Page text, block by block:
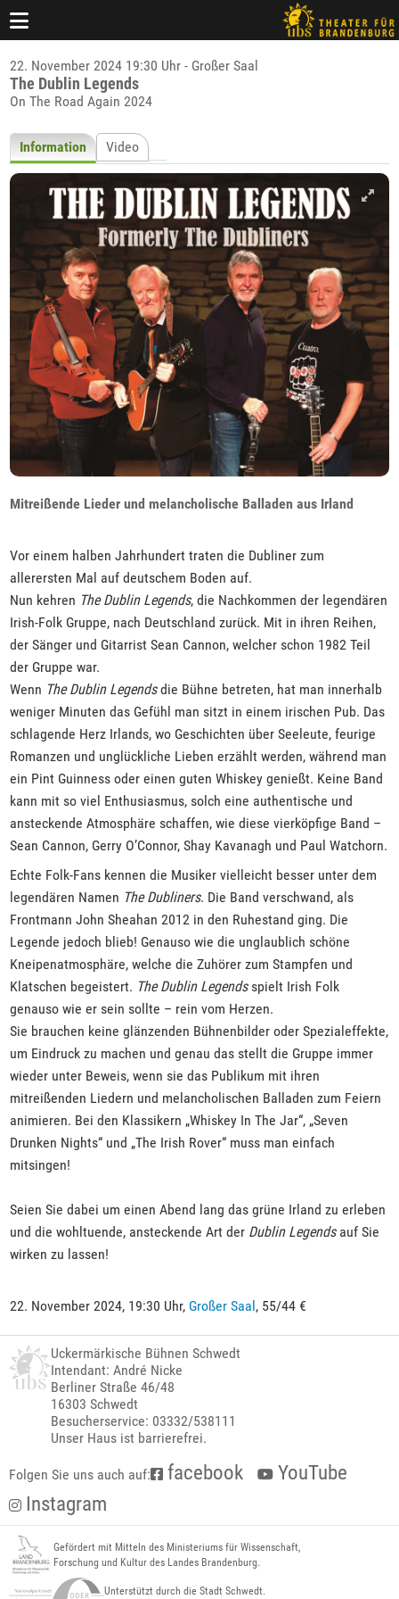
22. November 2024 19:30 Uhr - Großer Saal
The Dublin Legends
On The Road Again 2024
Information Video
Mitreißende Lieder und melancholische Balladen aus Irland
Vor einem halben Jahrhundert traten die Dubliner zum
allerersten Mal auf deutschem Boden auf.
Nun kehren The Dublin Legends, die Nachkommen der legendären
Irish-Folk Gruppe, nach Deutschland zurück. Mit in ihren Reihen,
der Sänger und Gitarrist Sean Cannon, welcher schon 1982 Teil
der Gruppe war.
Wenn The Dublin Legendsdie Bühne betreten, hat man innerhalb
weniger Minuten das Gefühl man sitzt in einem irischen Pub. Das
schlagende Herz Irlands, wo Geschichten über Seeleute, feurige
Romanzen und unglückliche Lieben erzählt werden, während man
ein Pint Guinness oder einen guten Whiskey genießt. Keine Band
kann mit so viel Enthusiasmus, solch eine authentische und
ansteckende Atmosphäre schaffen, wie diese vierköpfige Band –
Sean Cannon, Gerry O’Connor, Shay Kavanagh und Paul Watchorn.
Echte Folk-Fans kennen die Musiker vielleicht besser unter dem
legendären Namen The Dubliners. Die Band verschwand, als
Frontmann John Sheahan 2012 in den Ruhestand ging. Die
Legende jedoch blieb! Genauso wie die unglaublich schöne
Kneipenatmosphäre, welche die Zuhörer zum Stampfen und
Klatschen begeistert. The Dublin Legendsspielt Irish Folk
genauso wie er sein sollte – rein vom Herzen.
Sie brauchen keine glänzenden Bühnenbilder oder Spezialeffekte,
um Eindruck zu machen und genau das stellt die Gruppe immer
wieder unter Beweis, wenn sie das Publikum mit ihren
mitreißenden Liedern und melancholischen Balladen zum Feiern
animieren. Bei den Klassikern „Whiskey In The Jar“, „Seven
Drunken Nights“ und „The Irish Rover“ muss man einfach
mitsingen!
Seien Sie dabei um einen Abend lang das grüne Irland zu erleben
und die wohltuende, ansteckende Art der Dublin Legendsauf Sie
wirken zu lassen!
22. November 2024, 19:30 Uhr, Großer Saal , 55/44 €
Uckermärkische Bühnen Schwedt
Intendant: André Nicke
Berliner Straße 46/48
16303 Schwedt
Besucherservice: 03332/538111
Unser Haus ist barrierefrei.
Folgen Sie uns auch auf: facebook
YouTube
Instagram
Gefördert mit Mitteln des Ministeriums für Wissenschaft,
Forschung und Kultur des Landes Brandenburg.
Unterstützt durch die Stadt Schwedt.